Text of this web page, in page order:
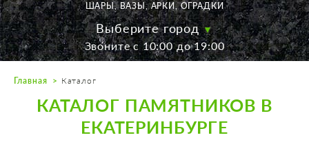
КОНТАКТЫ
K2532513@yandex.ru
Пн. — Пт. с 10:00 до 19:00
Воскресенье по договор.
ШАРЫ, ВАЗЫ, АРКИ, ОГРАДКИ
Выберите город
Звоните с 10:00 до 19:00
Главная Каталог
КАТАЛОГ ПАМЯТНИКОВ В
ЕКАТЕРИНБУРГЕ